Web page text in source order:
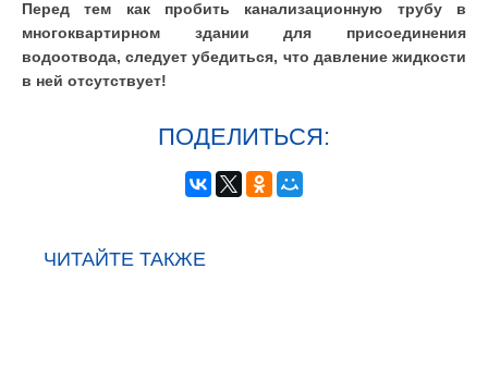
Перед тем как пробить канализационную трубу в
многоквартирном здании для присоединения
водоотвода, следует убедиться, что давление жидкости
в ней отсутствует!
ПОДЕЛИТЬСЯ:
ЧИТАЙТЕ ТАКЖЕ